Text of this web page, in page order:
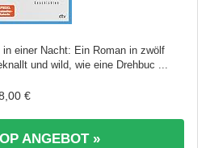
einer Nacht: Ein Roman in zwölf
und wild, wie eine Drehbuc ...
€
ANGEBOT »